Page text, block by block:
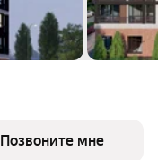
Позвоните мне